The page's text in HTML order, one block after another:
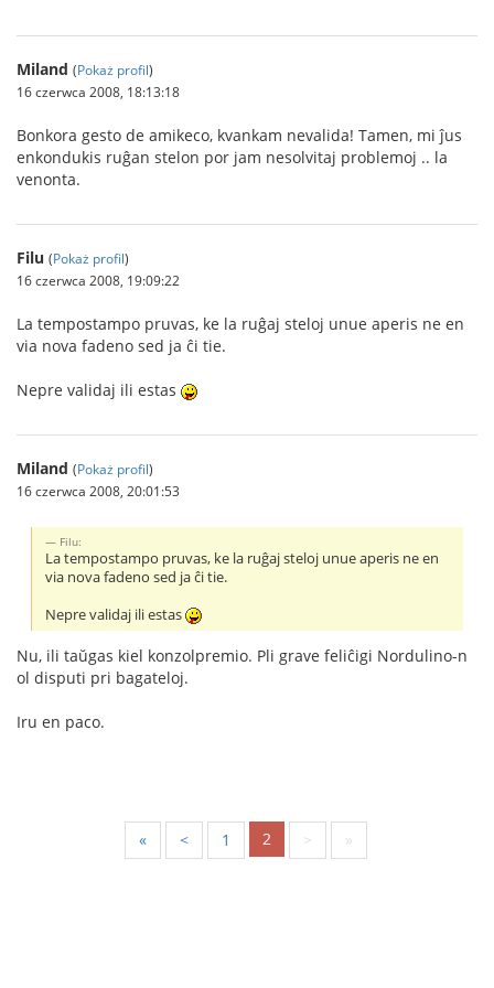
Miland (Pokaż profil)
16 czerwca 2008, 18:13:18
Bonkora gesto de amikeco, kvankam nevalida! Tamen, mi ĵus
enkondukis ruĝan stelon por jam nesolvitaj problemoj .. la
venonta.
Filu (Pokaż profil)
16 czerwca 2008, 19:09:22
La tempostampo pruvas, ke la ruĝaj steloj unue aperis ne en
via nova fadeno sed ja ĉi tie.
Nepre validaj ili estas
Miland (Pokaż profil)
16 czerwca 2008, 20:01:53
Filu:
La tempostampo pruvas, ke la ruĝaj steloj unue aperis ne en
via nova fadeno sed ja ĉi tie.
Nepre validaj ili estas
Nu, ili taŭgas kiel konzolpremio. Pli grave feliĉigi Nordulino-n
ol disputi pri bagateloj.
Iru en paco.
« < 1 2 > »